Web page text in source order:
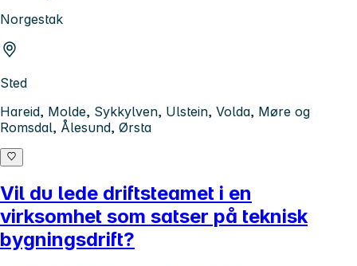
Norgestak
Sted
Hareid, Molde, Sykkylven, Ulstein, Volda, Møre og
Romsdal, Ålesund, Ørsta
Vil du lede driftsteamet i en
virksomhet som satser på teknisk
bygningsdrift?